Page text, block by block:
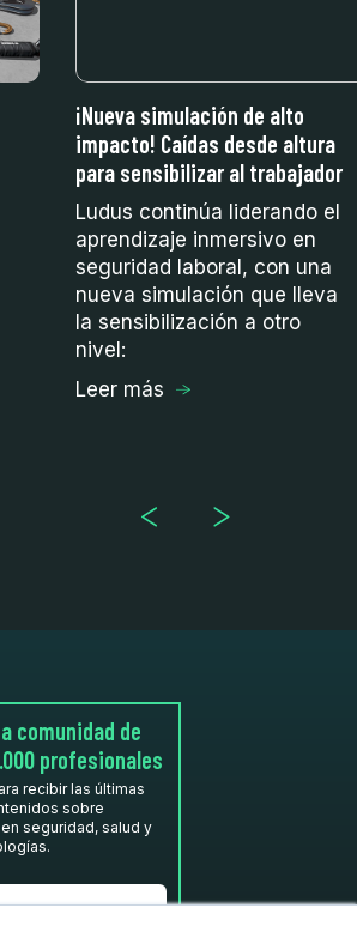
¡Nueva simulación de alto
impacto! Caídas desde altura
para sensibilizar al trabajador
Ludus continúa liderando el
aprendizaje inmersivo en
seguridad laboral, con una
nueva simulación que lleva
la sensibilización a otro
nivel:
Leer más
comunidad de
profesionales
recibir las últimas
sobre
seguridad, salud y